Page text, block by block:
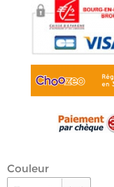
Couleur